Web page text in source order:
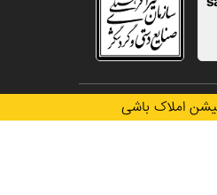
املاک باشی
املاک باشی می باشد.